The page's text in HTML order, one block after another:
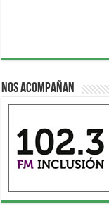
Nos acompañan